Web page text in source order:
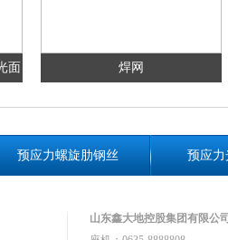
面 焊网
预应力螺旋肋钢丝 预应
山东鑫大地控股集团有限公